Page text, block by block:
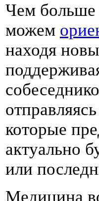
Чем
можем
находя
которые
актуально
или
Медицина